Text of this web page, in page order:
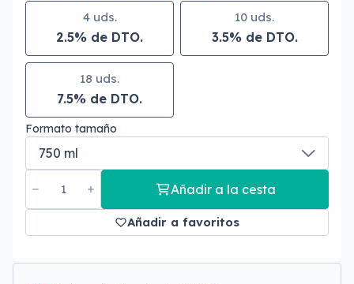
4 uds.
2.5% de DTO.
10 uds.
3.5% de DTO.
18 uds.
7.5% de DTO.
Formato tamaño
Añadir a la cesta
Añadir a favoritos